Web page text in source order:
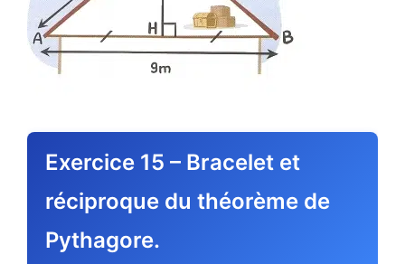
Exercice 15 – Bracelet et
réciproque du théorème de
Pythagore.